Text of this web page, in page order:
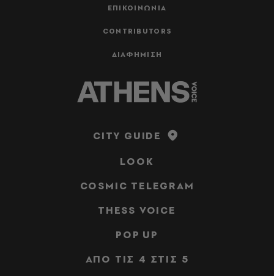
ΕΠΙΚΟΙΝΩΝΙΑ
CONTRIBUTORS
ΔΙΑΦΗΜΙΣΗ
CITY GUIDE
LOOK
COSMIC TELEGRAM
THESS VOICE
POP UP
ΑΠΟ ΤΙΣ 4 ΣΤΙΣ 5